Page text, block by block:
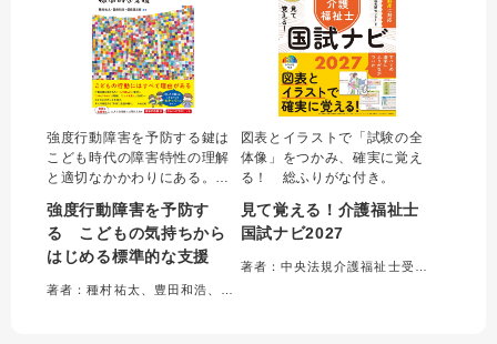
強度行動障害を予防する鍵は
こども時代の障害特性の理解
と適切なかかわりにある。本
実践に欠かせない知識や対応
方法をエピソードを交えて解
説。こどもの気持ちに寄り添
る必読の一冊です。
強度行動障害を予防す
る こどもの気持ちから
はじめる標準的な支援
図表とイラストで「試験の全
体像」をつかみ、確実に覚え
る！ 総ふりがな付き。
見て覚える！介護福祉士
国試ナビ2027